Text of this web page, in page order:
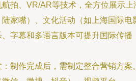
拍、VR/AR等技术，全方位展示上
家嘴）、文化活动（如上海国际电
字幕和多语言版本可提升国际传播
制作完成后，需制定整合营销方案